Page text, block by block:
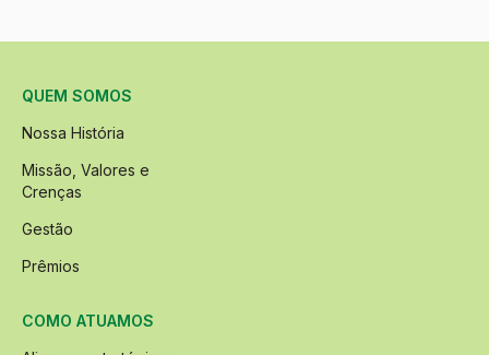
QUEM SOMOS
Nossa História
Missão, Valores e
Crenças
Gestão
Prêmios
COMO ATUAMOS